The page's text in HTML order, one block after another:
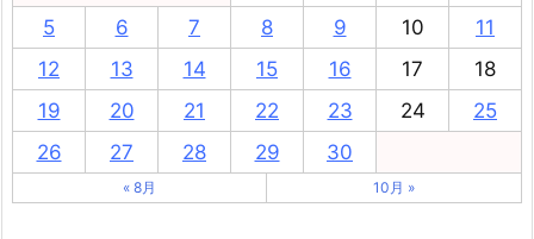
5
6 7 8 9 10
11
12
13 14 15 16 17
18
19
20 21 22 23 24
25
26
27 28 29 30
« 8月 10月 »